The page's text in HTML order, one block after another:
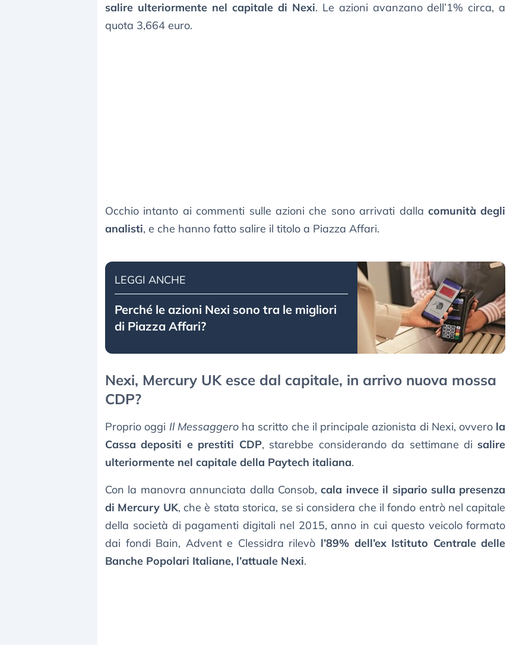
salire ulteriormente nel capitale di Nexi. Le azioni avanzano dell’1% circa, a
quota 3,664 euro.
Occhio intanto ai commenti sulle azioni che sono arrivati dalla comunità degli
analisti, e che hanno fatto salire il titolo a Piazza Affari.
LEGGI ANCHE
Perché le azioni Nexi sono tra le migliori
di Piazza Affari?
Nexi, Mercury UK esce dal capitale, in arrivo nuova mossa
CDP?
Proprio oggi Il Messaggeroha scritto che il principale azionista di Nexi, ovvero la
Cassa depositi e prestiti CDP, starebbe considerando da settimane di salire
ulteriormente nel capitale della Paytech italiana.
Con la manovra annunciata dalla Consob,cala invece il sipario sulla presenza
di Mercury UK, che è stata storica, se si considera che il fondo entrò nel capitale
della società di pagamenti digitali nel 2015, anno in cui questo veicolo formato
dai fondi Bain, Advent e Clessidra rilevò l’89% dell’ex Istituto Centrale delle
Banche Popolari Italiane, l’attuale Nexi.